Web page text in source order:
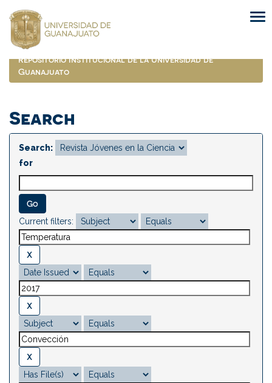
navigation
Repositorio Institucional de la Universidad de
Guanajuato
Search
Search:
for
Current filters: